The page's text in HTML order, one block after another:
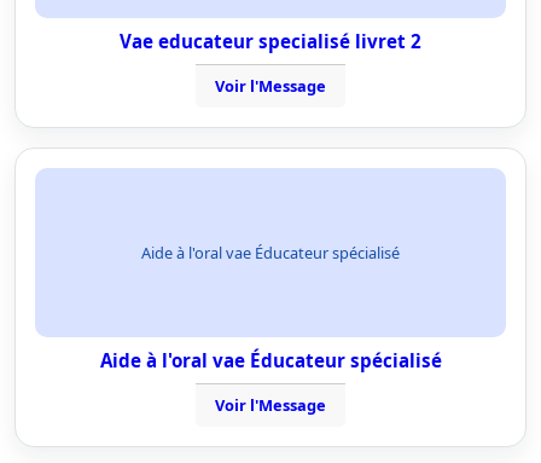
Vae educateur specialisé livret 2
Voir l'Message
Aide à l'oral vae Éducateur spécialisé
Aide à l'oral vae Éducateur spécialisé
Voir l'Message